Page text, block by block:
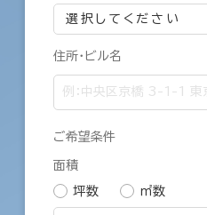
住所・ビル名
ご希望条件
面積
坪数 ㎡数